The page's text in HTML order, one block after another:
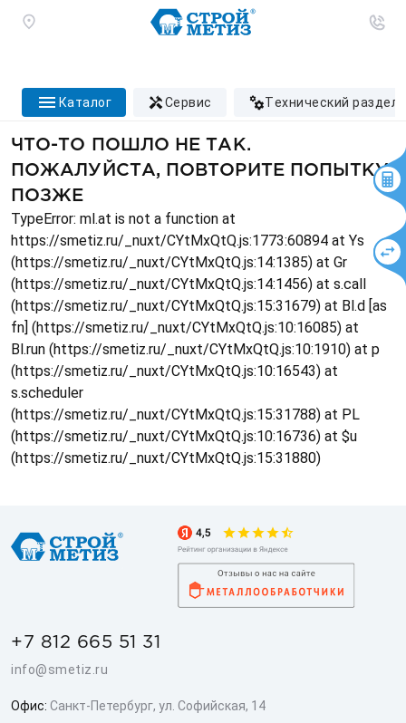
каталог сервис технический раздел
ЧТО-ТО ПОШЛО НЕ ТАК.
ПОЖАЛУЙСТА, ПОВТОРИТЕ ПОПЫТКУ
ПОЗЖЕ
TypeError: ml.at is not a function at
https://smetiz.ru/_nuxt/CYtMxQtQ.js:1773:60894 at Ys
(https://smetiz.ru/_nuxt/CYtMxQtQ.js:14:1385) at Gr
(https://smetiz.ru/_nuxt/CYtMxQtQ.js:14:1456) at s.call
(https://smetiz.ru/_nuxt/CYtMxQtQ.js:15:31679) at Bl.d [as
fn] (https://smetiz.ru/_nuxt/CYtMxQtQ.js:10:16085) at
Bl.run (https://smetiz.ru/_nuxt/CYtMxQtQ.js:10:1910) at p
(https://smetiz.ru/_nuxt/CYtMxQtQ.js:10:16543) at
s.scheduler
(https://smetiz.ru/_nuxt/CYtMxQtQ.js:15:31788) at PL
(https://smetiz.ru/_nuxt/CYtMxQtQ.js:10:16736) at $u
(https://smetiz.ru/_nuxt/CYtMxQtQ.js:15:31880)
+7 812 665 51 31
info@smetiz.ru
Офис: Санкт-Петербург, ул. Софийская, 14